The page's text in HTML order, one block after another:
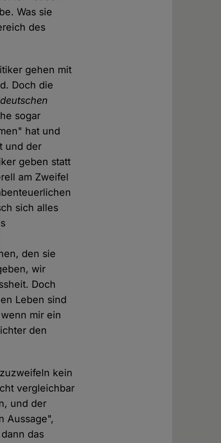
Was sie
des
gehen mit
Doch die
sogar
hat und
und der
geben statt
am Zweifel
sich alles
den sie
wir
Doch
Leben sind
mir ein
den
kein
vergleichbar
und der
Aussage",
das